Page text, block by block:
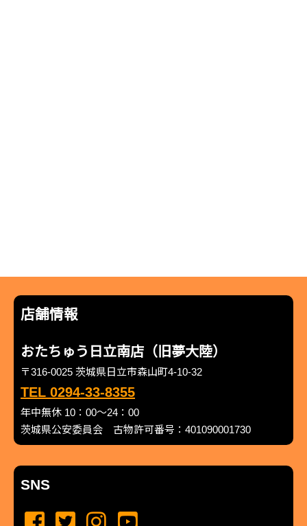
店舗情報
おたちゅう日立南店（旧夢大陸）
〒316-0025 茨城県日立市森山町4-10-32
TEL 0294-33-8355
年中無休 10：00～24：00
茨城県公安委員会 古物許可番号：401090001730
SNS